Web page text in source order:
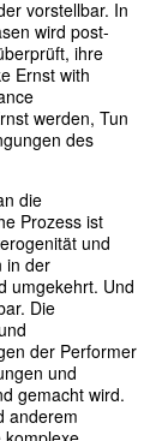
vorstellbar. In
wird post-
ihre
Ernst with
werden, Tun
des
die
Prozess ist
und
in der
umgekehrt. Und
Die
der Performer
und
gemacht wird.
anderem